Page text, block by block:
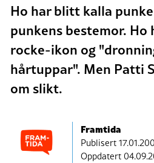
Ho har blitt kalla
punkens bestemor.
rocke-ikon og
hårtuppar". Men Patti
om slikt.
Framtida
Publisert
Oppdatert